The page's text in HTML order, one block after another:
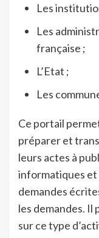
Les
Les
française ;
L’Etat ;
Les
Ce portail
préparer et
leurs actes à
informatiques et
demandes
les demandes.
sur ce type